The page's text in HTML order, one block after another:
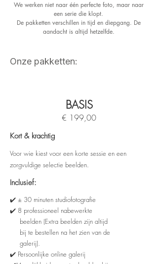
We werken niet naar één perfecte foto, maar naar
een serie die klopt.
De pakketten verschillen in tijd en diepgang. De
aandacht is altijd hetzelfde.
Onze pakketten:
BASIS
€ 199,00
Kort & krachtig
Voor wie kiest voor een korte sessie en een
zorgvuldige selectie beelden.
Inclusief:
✔️ ± 30 minuten studiofotografie
✔️ 8 professioneel nabewerkte
beelden (Extra beelden zijn altijd
bij te bestellen na het zien van de
galerij).
✔️ Persoonlijke online galerij